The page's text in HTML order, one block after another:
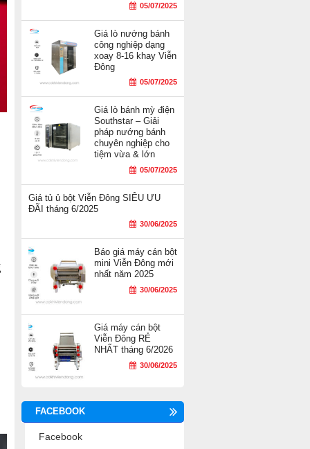
05/07/2025
Giá lò nướng bánh
công nghiệp dạng
xoay 8-16 khay Viễn
Đông
05/07/2025
Giá lò bánh mỳ điện
Southstar – Giải
pháp nướng bánh
chuyên nghiệp cho
tiệm vừa & lớn
05/07/2025
Giá tủ ủ bột Viễn Đông SIÊU ƯU
ĐÃI tháng 6/2025
30/06/2025
Báo giá máy cán bột
mini Viễn Đông mới
nhất năm 2025
30/06/2025
Giá máy cán bột
Viễn Đông RẺ
NHẤT tháng 6/2026
30/06/2025
FACEBOOK
Facebook